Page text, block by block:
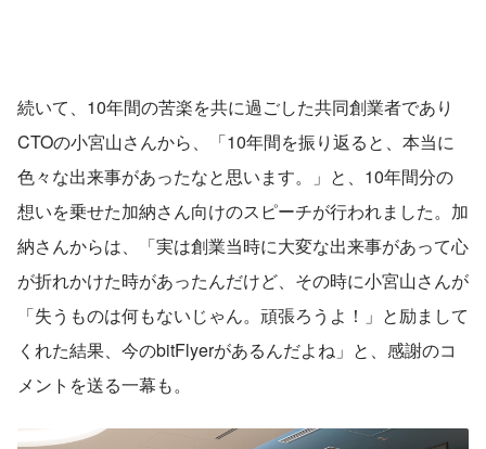
続いて、10年間の苦楽を共に過ごした共同創業者であり
CTOの小宮山さんから、「10年間を振り返ると、本当に
色々な出来事があったなと思います。」と、10年間分の
想いを乗せた加納さん向けのスピーチが行われました。加
納さんからは、「実は創業当時に大変な出来事があって心
が折れかけた時があったんだけど、その時に小宮山さんが
「失うものは何もないじゃん。頑張ろうよ！」と励まして
くれた結果、今のbitFlyerがあるんだよね」と、感謝のコ
メントを送る一幕も。